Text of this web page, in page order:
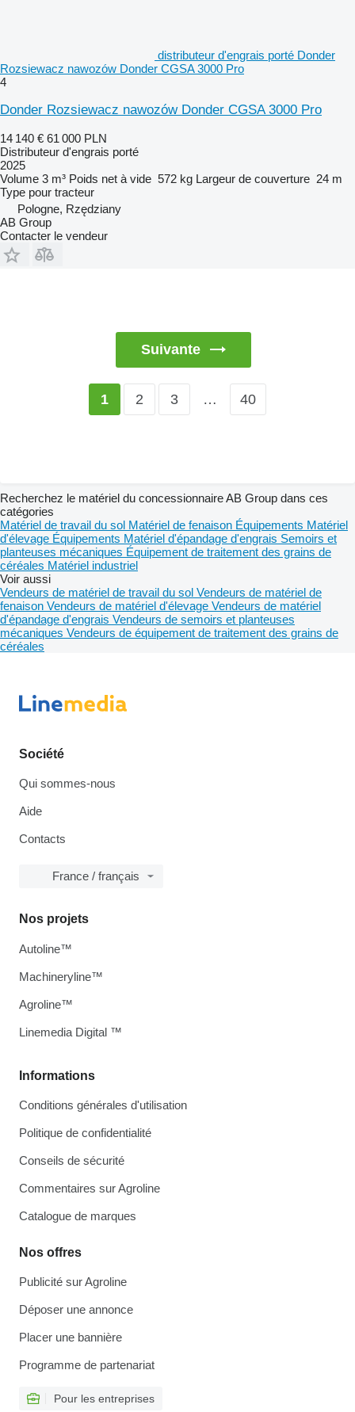
distributeur d'engrais porté Donder
Rozsiewacz nawozów Donder CGSA 3000 Pro
4
Donder Rozsiewacz nawozów Donder CGSA 3000 Pro
14 140 € 61 000 PLN
Distributeur d'engrais porté
2025
Volume 3 m³ Poids net à vide 572 kg Largeur de couverture 24 m
Type pour tracteur
Pologne, Rzędziany
AB Group
Contacter le vendeur
Suivante
1 2 3 … 40
Recherchez le matériel du concessionnaire AB Group dans ces
catégories
Matériel de travail du sol Matériel de fenaison Équipements Matériel
d'élevage Équipements Matériel d'épandage d'engrais Semoirs et
planteuses mécaniques Équipement de traitement des grains de
céréales Matériel industriel
Voir aussi
Vendeurs de matériel de travail du sol Vendeurs de matériel de
fenaison Vendeurs de matériel d'élevage Vendeurs de matériel
d'épandage d'engrais Vendeurs de semoirs et planteuses
mécaniques Vendeurs de équipement de traitement des grains de
céréales
Société
Qui sommes-nous
Aide
Contacts
France / français
Informations
Conditions générales d'utilisation
Politique de confidentialité
Conseils de sécurité
Commentaires sur Agroline
Catalogue de marques
Nos offres
Publicité sur Agroline
Déposer une annonce
Placer une bannière
Programme de partenariat
Pour les entreprises
Nos projets
Autoline™
Machineryline™
Agroline™
Linemedia Digital ™